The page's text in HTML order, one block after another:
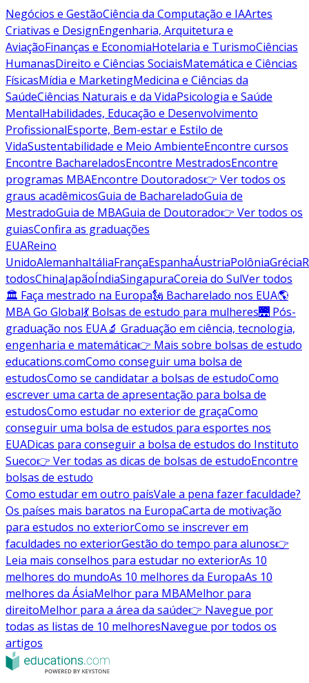
Negócios e GestãoCiência da Computação e IAArtes
Criativas e DesignEngenharia, Arquitetura e
AviaçãoFinanças e EconomiaHotelaria e TurismoCiências
HumanasDireito e Ciências SociaisMatemática e Ciências
FísicasMídia e MarketingMedicina e Ciências da
SaúdeCiências Naturais e da VidaPsicologia e Saúde
MentalHabilidades, Educação e Desenvolvimento
ProfissionalEsporte, Bem-estar e Estilo de
VidaSustentabilidade e Meio AmbienteEncontre cursos
Encontre BachareladosEncontre MestradosEncontre
programas MBAEncontre Doutorados👉 Ver todos os
graus acadêmicosGuia de BachareladoGuia de
MestradoGuia de MBAGuia de Doutorado👉 Ver todos os
guiasConfira as graduações
EUAReino
UnidoAlemanhaItáliaFrançaEspanhaÁustriaPolôniaGrécia
todosChinaJapãoÍndiaSingapuraCoreia do SulVer todos
🏛 Faça mestrado na Europa🗽 Bacharelado nos EUA🌎
MBA Go Global💃 Bolsas de estudo para mulheres🌉 Pós-
graduação nos EUA🔬 Graduação em ciência, tecnologia,
engenharia e matemática👉 Mais sobre bolsas de estudo
educations.comComo conseguir uma bolsa de
estudosComo se candidatar a bolsas de estudoComo
escrever uma carta de apresentação para bolsa de
estudosComo estudar no exterior de graçaComo
conseguir uma bolsa de estudos para esportes nos
EUADicas para conseguir a bolsa de estudos do Instituto
Sueco👉 Ver todas as dicas de bolsas de estudoEncontre
bolsas de estudo
Como estudar em outro paísVale a pena fazer faculdade?
Os países mais baratos na EuropaCarta de motivação
para estudos no exteriorComo se inscrever em
faculdades no exteriorGestão do tempo para alunos👉
Leia mais conselhos para estudar no exteriorAs 10
melhores do mundoAs 10 melhores da EuropaAs 10
melhores da ÁsiaMelhor para MBAMelhor para
direitoMelhor para a área da saúde👉 Navegue por
todas as listas de 10 melhoresNavegue por todos os
artigos